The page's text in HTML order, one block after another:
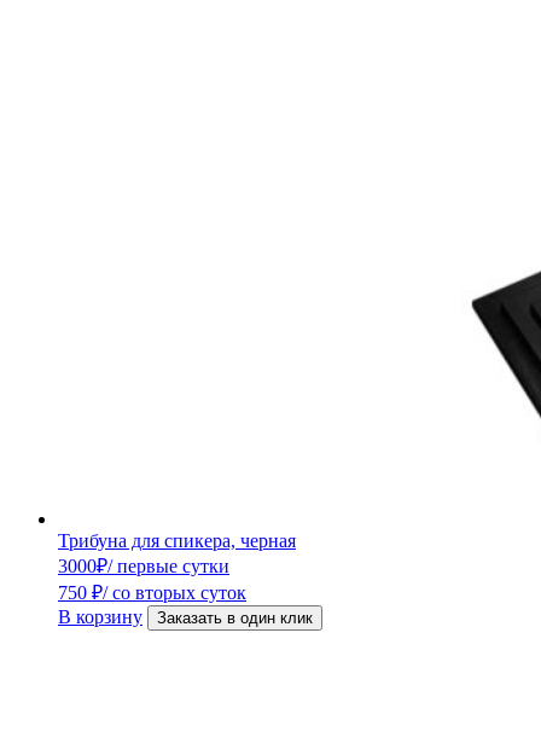
Трибуна для спикера, черная
3000₽/ первые сутки
750 ₽/ со вторых суток
В корзину
Заказать в один клик